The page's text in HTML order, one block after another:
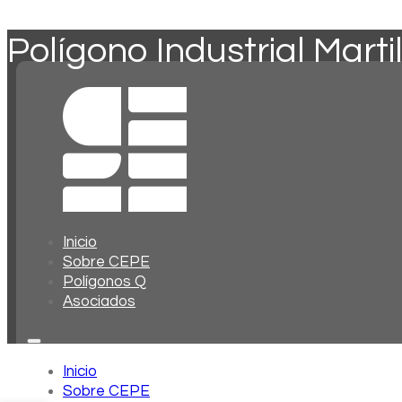
Inicio
Sobre CEPE
Polígonos Q
Asociados
Inicio
Sobre CEPE
Polígono Industrial